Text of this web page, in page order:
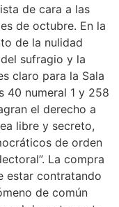
de cara a las
de octubre. En la
de la nulidad
sufragio y la
claro para la Sala
40 numeral 1 y 258
el derecho a
libre y secreto,
de orden
La compra
estar contratando
de común